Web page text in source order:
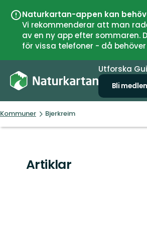
Naturkartan-appen kan
Vi rekommenderar att man
av en ny app efter
för vissa telefoner - då
Utforska
Bli
Kommuner Bjerkreim
Artiklar